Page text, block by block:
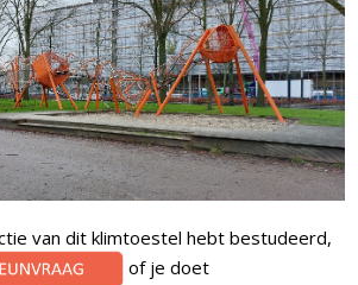
van dit klimtoestel hebt bestudeerd,
of je doet